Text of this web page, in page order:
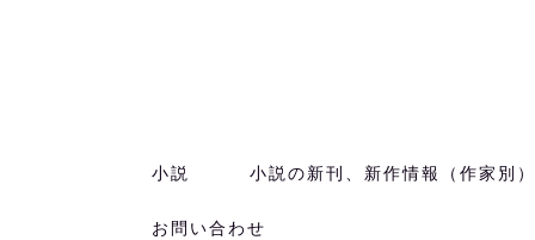
小説 小説の新刊、新作情報（作家別）
お問い合わせ